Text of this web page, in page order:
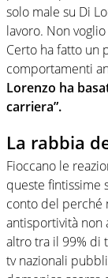
solo male su Di
lavoro. Non
Certo ha fatto un
comportamenti
Lorenzo ha
carriera”.
La rabbia
Fioccano le
queste fintissime
conto del perché
antisportività non
altro tra il 99% di
tv nazionali